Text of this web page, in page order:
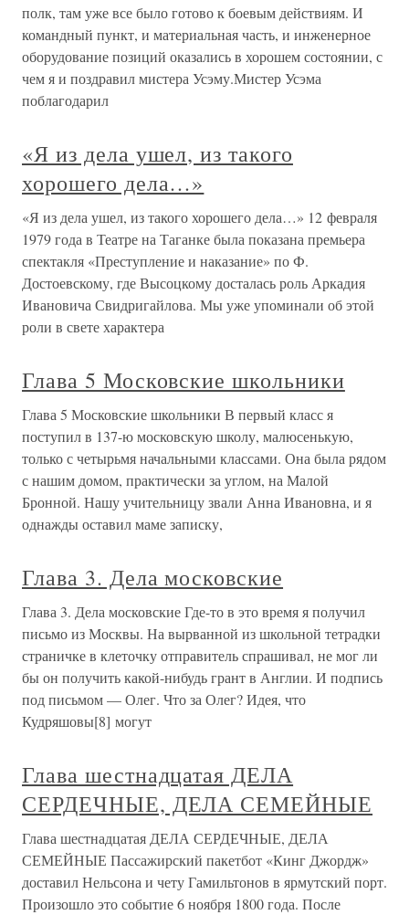
полк, там уже все было готово к боевым действиям. И
командный пункт, и материальная часть, и инженерное
оборудование позиций оказались в хорошем состоянии, с
чем я и поздравил мистера Усэму.Мистер Усэма
поблагодарил
«Я из дела ушел, из такого
хорошего дела…»
«Я из дела ушел, из такого хорошего дела…» 12 февраля
1979 года в Театре на Таганке была показана премьера
спектакля «Преступление и наказание» по Ф.
Достоевскому, где Высоцкому досталась роль Аркадия
Ивановича Свидригайлова. Мы уже упоминали об этой
роли в свете характера
Глава 5 Московские школьники
Глава 5 Московские школьники В первый класс я
поступил в 137-ю московскую школу, малюсенькую,
только с четырьмя начальными классами. Она была рядом
с нашим домом, практически за углом, на Малой
Бронной. Нашу учительницу звали Анна Ивановна, и я
однажды оставил маме записку,
Глава 3. Дела московские
Глава 3. Дела московские Где-то в это время я получил
письмо из Москвы. На вырванной из школьной тетрадки
страничке в клеточку отправитель спрашивал, не мог ли
бы он получить какой-нибудь грант в Англии. И подпись
под письмом — Олег. Что за Олег? Идея, что
Кудряшовы[8] могут
Глава шестнадцатая ДЕЛА
СЕРДЕЧНЫЕ, ДЕЛА СЕМЕЙНЫЕ
Глава шестнадцатая ДЕЛА СЕРДЕЧНЫЕ, ДЕЛА
СЕМЕЙНЫЕ Пассажирский пакетбот «Кинг Джордж»
доставил Нельсона и чету Гамильтонов в ярмутский порт.
Произошло это событие 6 ноября 1800 года. После